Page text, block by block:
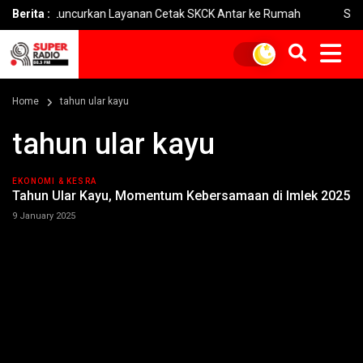
Berita :
Luncurkan Layanan Cetak SKCK Antar ke Rumah Selamat
Home tahun ular kayu
tahun ular kayu
EKONOMI & KESRA
Tahun Ular Kayu, Momentum Kebersamaan di Imlek 2025
9 January 2025